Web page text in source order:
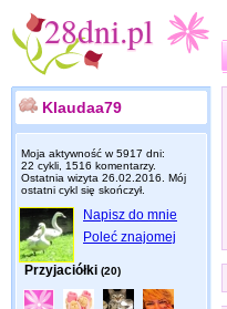
Klaudaa79
Moja aktywność w 5917 dni:
22 cykli, 1516 komentarzy.
Ostatnia wizyta 26.02.2016 . Mój
ostatni cykl się skończył.
Napisz do mnie
Poleć znajomej
Przyjaciółki (20)